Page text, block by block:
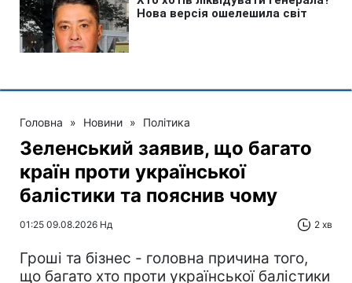
Головна » Новини » Політика
Зеленський заявив, що багато
країн проти української
балістики та пояснив чому
01:25 09.08.2026 Нд 2 хв
Гроші та бізнес - головна причина того,
що багато хто проти української балістики